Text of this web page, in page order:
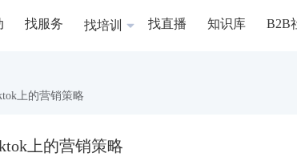
找服务 找培训 找直播 知识库 B2B
上的营销策略
上的营销策略